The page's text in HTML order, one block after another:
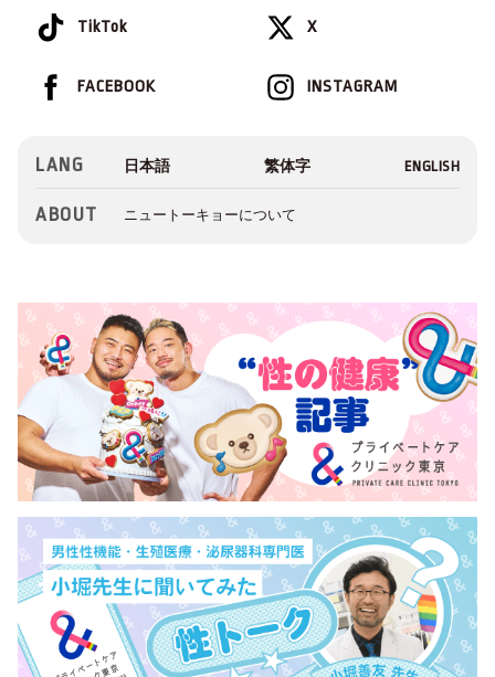
TikTok X
INSTAGRAM
FACEBOOK
LANG
ABOUT ニュートーキョーについて